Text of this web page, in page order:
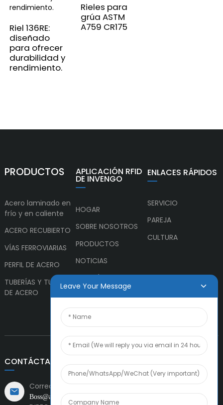
Riel 136RE:
diseñado
para ofrecer
durabilidad y
rendimiento.
Rieles para
grúa ASTM
A759 CR175
PRODUCTOS
Acero laminado en
frío y en caliente
ACERO RECUBIERTO
VÍAS FERROVIARIAS
PERFIL DE ACERO
TUBERÍAS Y TUBOS
DE ACERO
APLICACIÓN RFID
DE INVENGO
HOGAR
SOBRE NOSOTROS
PRODUCTOS
NOTICIAS
ENLACES RÁPIDOS
SERVICIO
PAREJA
CULTURA
CONTÁCTANOS
Correo electrónico:
Boss@amiacero.com
Leave Your Message